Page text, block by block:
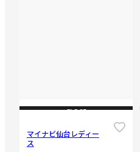
CLOSE
マイナビ仙台レディー
ス